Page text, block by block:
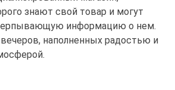
знают свой товар и могут
информацию о нем.
наполненных радостью и